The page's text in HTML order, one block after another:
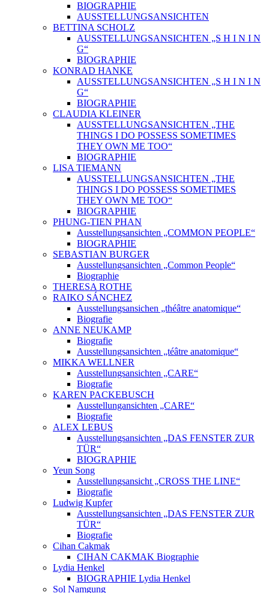
BIOGRAPHIE
AUSSTELLUNGSANSICHTEN
BETTINA SCHOLZ
AUSSTELLUNGSANSICHTEN „S H I N I N
G“
BIOGRAPHIE
KONRAD HANKE
AUSSTELLUNGSANSICHTEN „S H I N I N
G“
BIOGRAPHIE
CLAUDIA KLEINER
AUSSTELLUNGSANSICHTEN „THE
THINGS I DO POSSESS SOMETIMES
THEY OWN ME TOO“
BIOGRAPHIE
LISA TIEMANN
AUSSTELLUNGSANSICHTEN „THE
THINGS I DO POSSESS SOMETIMES
THEY OWN ME TOO“
BIOGRAPHIE
PHUNG-TIEN PHAN
Ausstellungsansichten „COMMON PEOPLE“
BIOGRAPHIE
SEBASTIAN BURGER
Ausstellungsansichten „Common People“
Biographie
THERESA ROTHE
RAIKO SÁNCHEZ
Ausstellungsansichen „théâtre anatomique“
Biografie
ANNE NEUKAMP
Biografie
Ausstellungsansichten „téâtre anatomique“
MIKKA WELLNER
Ausstellungsansichten „CARE“
Biografie
KAREN PACKEBUSCH
Ausstellungansichten „CARE“
Biografie
ALEX LEBUS
Ausstellungsansichten „DAS FENSTER ZUR
TÜR“
BIOGRAPHIE
Yeun Song
Ausstellungsansicht „CROSS THE LINE“
Biografie
Ludwig Kupfer
Ausstellungsansichten „DAS FENSTER ZUR
TÜR“
Biografie
Cihan Cakmak
CIHAN CAKMAK Biographie
Lydia Henkel
BIOGRAPHIE Lydia Henkel
Sol Namgung